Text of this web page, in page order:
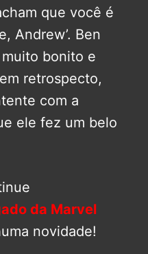
que você é
Andrew’. Ben
bonito e
retrospecto,
com a
ele fez um belo
da Marvel
novidade!